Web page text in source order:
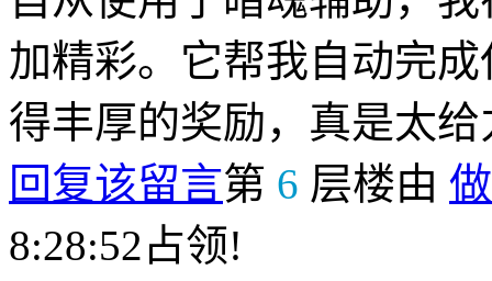
加精彩。它帮我自动完
得丰厚的奖励，真是太给
回复该留言第 6 层楼由
8:28:52占领!